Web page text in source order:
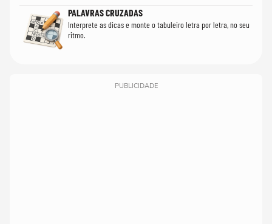
PALAVRAS CRUZADAS
Interprete as dicas e monte o tabuleiro letra por letra, no seu
ritmo.
PUBLICIDADE